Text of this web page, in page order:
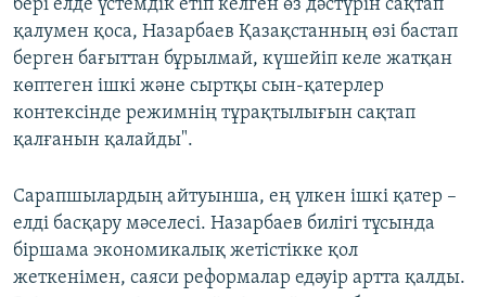
бері елде үстемдік етіп келген өз дәстүрін сақтап
қалумен қоса, Назарбаев Қазақстанның өзі бастап
берген бағыттан бұрылмай, күшейіп келе жатқан
көптеген ішкі және сыртқы сын-қатерлер
контексінде режимнің тұрақтылығын сақтап
қалғанын қалайды".
Сарапшылардың айтуынша, ең үлкен ішкі қатер –
елді басқару мәселесі. Назарбаев билігі тұсында
біршама экономикалық жетістікке қол
жеткенімен, саяси реформалар едәуір артта қалды.